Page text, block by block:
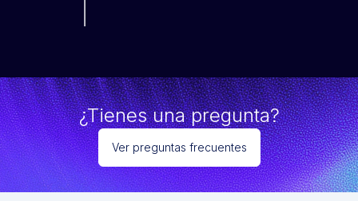
¿Tienes una pregunta?
Ver preguntas frecuentes